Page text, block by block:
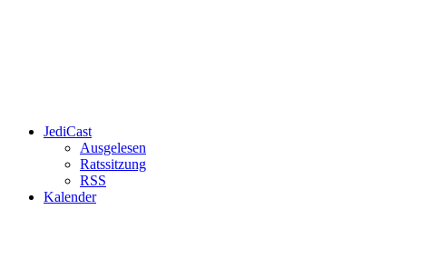
JediCast
Ausgelesen
Ratssitzung
RSS
Kalender